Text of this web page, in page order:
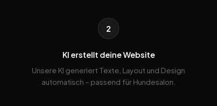
2
KI erstellt deine Website
Unsere KI generiert Texte, Layout und Design
automatisch – passend für Hundesalon.